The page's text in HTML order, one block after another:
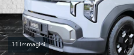
11 Immagini